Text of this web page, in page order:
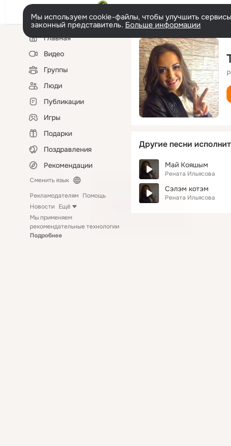
Мы используем cookie-файлы, чтобы улучшить
законный представитель. Больше информации
Левая
колонкаГлавная
Видео
Группы
Люди
Публикации
Игры
Подарки
Поздравления
Рекомендации
Сменить язык
Рекламодателям Помощь
Новости Ещё
Мы применяем
рекомендательные технологии
Подробнее
Другие песни
Май Кояшым
Рената Ильясова
Сэлэм котэм
Рената Ильясова